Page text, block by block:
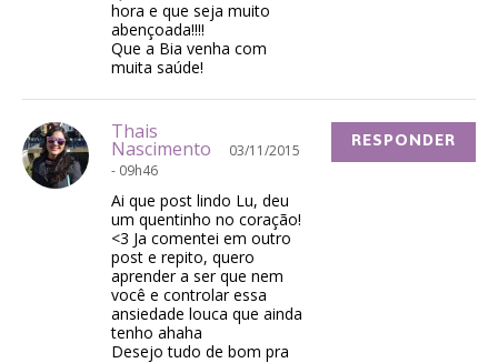
hora e que seja muito
abençoada!!!!
Que a Bia venha com
muita saúde!
Thais
Nascimento
03/11/2015
- 09h46
Ai que post lindo Lu, deu
um quentinho no coração!
<3 Ja comentei em outro
post e repito, quero
aprender a ser que nem
você e controlar essa
ansiedade louca que ainda
tenho ahaha
Desejo tudo de bom pra
RESPONDER